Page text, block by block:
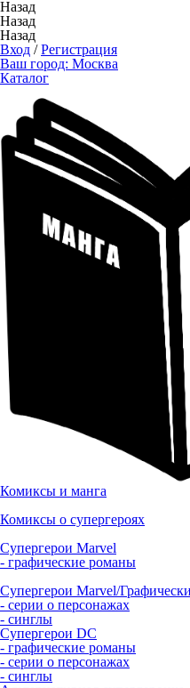
Назад
Назад
Назад
Вход /Регистрация
Ваш город: Москва
Каталог
Комиксы и манга
Комиксы о супергероях
Супергерои Marvel
- графические романы
Супергерои Marvel/
- серии о персонажах
- синглы
Супергерои DC
- графические романы
- серии о персонажах
- синглы